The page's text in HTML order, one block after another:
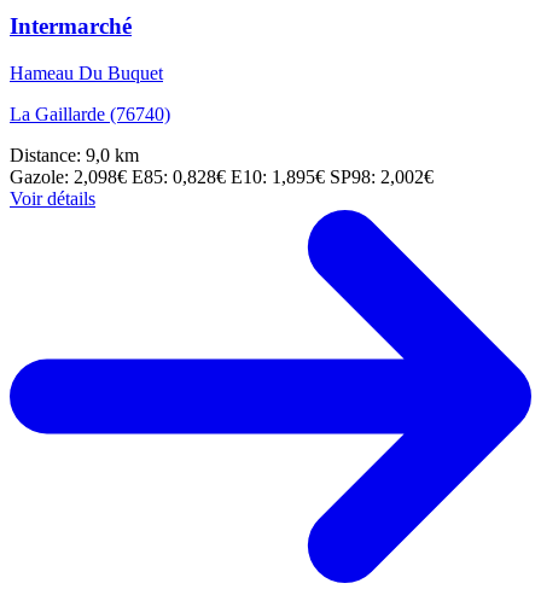
Intermarché
Hameau Du Buquet
La Gaillarde (76740)
Distance: 9,0 km
Gazole: 2,098€ E85: 0,828€ E10: 1,895€ SP98: 2,002€
Voir détails